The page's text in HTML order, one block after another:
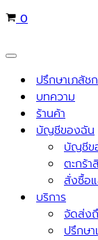
Cart
0
Navigation
Menu ปรึกษาเภสัช
บทความ
ร้านค้า
บัญชีของฉัน
บัญชีข
ตะกร้า
สั่งซื้อแ
บริการ
จัดส่ง
ปรึกษ